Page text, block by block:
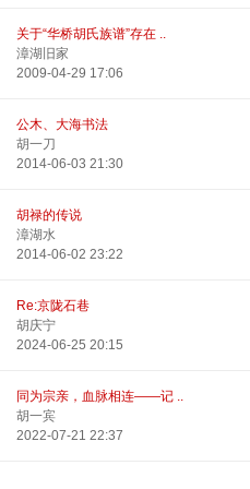
关于“华桥胡氏族谱”存在 ..
漳湖旧家
2009-04-29 17:06
公木、大海书法
胡一刀
2014-06-03 21:30
胡禄的传说
漳湖水
2014-06-02 23:22
Re:京陇石巷
胡庆宁
2024-06-25 20:15
同为宗亲，血脉相连——记 ..
胡一宾
2022-07-21 22:37